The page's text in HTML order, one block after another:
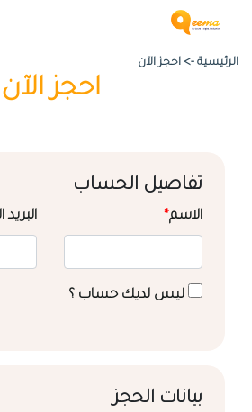
الرئيسية -> احجز الآن
احجز الآن
تفاصيل الحساب
الاسم* البريد
ليس لديك حساب ؟
بيانات الحجز